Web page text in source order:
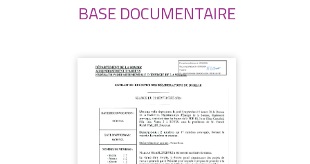
BASE DOCUMENTAIRE